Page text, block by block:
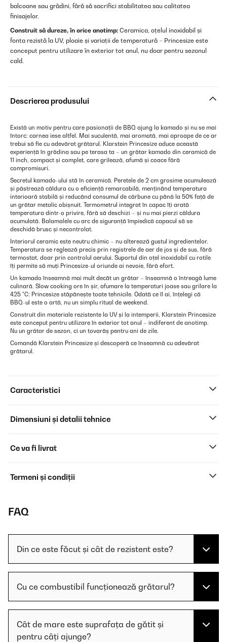
balcoane sau grădini, fără să sacrifici stabilitatea sau calitatea
finisajelor.
Construit să dureze, în orice anotimp: Ceramica, oțelul inoxidabil și
fonta rezistă la UV, ploaie și variații de temperatură – Princesize este
conceput pentru utilizare în exterior tot anul, nu doar pentru sezonul
cald.
Descrierea produsului
Există un motiv pentru care pasionații de BBQ ajung la kamado și nu se mai
întorc: carnea iese altfel. Mai suculentă, mai aromată, mai aproape de ce ar
trebui să fie cu adevărat grătarul. Klarstein Princesize aduce această
experiență în grădina sau pe terasa ta – un grătar kamado din ceramică de
11 inch, compact și complet, care grilează, afumă și coace fără
compromisuri.
Secretul kamado-ului stă în ceramică. Peretele de 2 cm grosime acumulează
și păstrează căldura cu o eficiență remarcabilă, menținând temperatura
interioară stabilă și reducând consumul de cărbune cu până la 50% față de
un grătar metalic obișnuit. Termometrul integrat în capac îți arată
temperatura dintr-o privire, fără să deschizi – și nu mai pierzi căldura
acumulată. Balamalele cu arc de siguranță împiedică capacul să se
deschidă brusc și necontrolat.
Interiorul ceramic este neutru chimic – nu alterează gustul ingredientelor.
Temperatura se reglează precis prin registrele de aer de jos și de sus, fără
termostat, doar prin controlul aerului. Suportul din oțel inoxidabil cu rotile
îți permite să muți Princesize-ul oriunde ai nevoie, fără efort.
Un kamado înseamnă mai mult decât un grătar – înseamnă o întreagă lume
culinară. Slow cooking ore în șir, afumare la temperaturi joase sau grilare la
425 °C: Princesize stăpânește toate tehnicile. Odată ce îl ai, înțelegi că
BBQ-ul este o artă, nu un simplu ritual de weekend.
Construit din materiale rezistente la UV și la intemperii, Klarstein Princesize
este conceput pentru utilizare în exterior tot anul – indiferent de anotimp.
Nu un grătar de sezon, ci un tovarăș pentru ani de zile.
Comandă Klarstein Princesize și descoperă ce înseamnă cu adevărat
grătarul.
Caracteristici
Dimensiuni și detalii tehnice
Ce va fi livrat
Termeni și condiții
FAQ
Din ce este făcut și cât de rezistent este?
Cu ce combustibil funcționează grătarul?
Cât de mare este suprafața de gătit și
pentru câți ajunge?